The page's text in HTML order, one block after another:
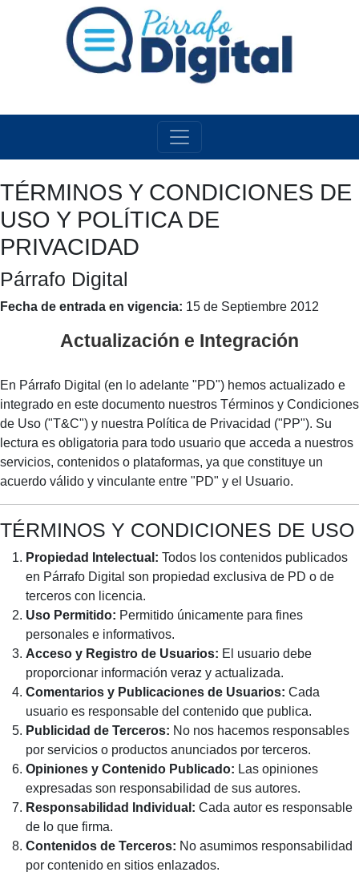
TÉRMINOS Y CONDICIONES DE
USO Y POLÍTICA DE
PRIVACIDAD
Párrafo Digital
Fecha de entrada en vigencia: 15 de Septiembre 2012
Actualización e Integración
En Párrafo Digital (en lo adelante "PD") hemos actualizado e
integrado en este documento nuestros Términos y Condiciones
de Uso ("T&C") y nuestra Política de Privacidad ("PP"). Su
lectura es obligatoria para todo usuario que acceda a nuestros
servicios, contenidos o plataformas, ya que constituye un
acuerdo válido y vinculante entre "PD" y el Usuario.
TÉRMINOS Y CONDICIONES DE USO
Propiedad Intelectual: Todos los contenidos publicados
en Párrafo Digital son propiedad exclusiva de PD o de
terceros con licencia.
Uso Permitido: Permitido únicamente para fines
personales e informativos.
Acceso y Registro de Usuarios: El usuario debe
proporcionar información veraz y actualizada.
Comentarios y Publicaciones de Usuarios: Cada
usuario es responsable del contenido que publica.
Publicidad de Terceros: No nos hacemos responsables
por servicios o productos anunciados por terceros.
Opiniones y Contenido Publicado: Las opiniones
expresadas son responsabilidad de sus autores.
Responsabilidad Individual: Cada autor es responsable
de lo que firma.
Contenidos de Terceros: No asumimos responsabilidad
por contenido en sitios enlazados.